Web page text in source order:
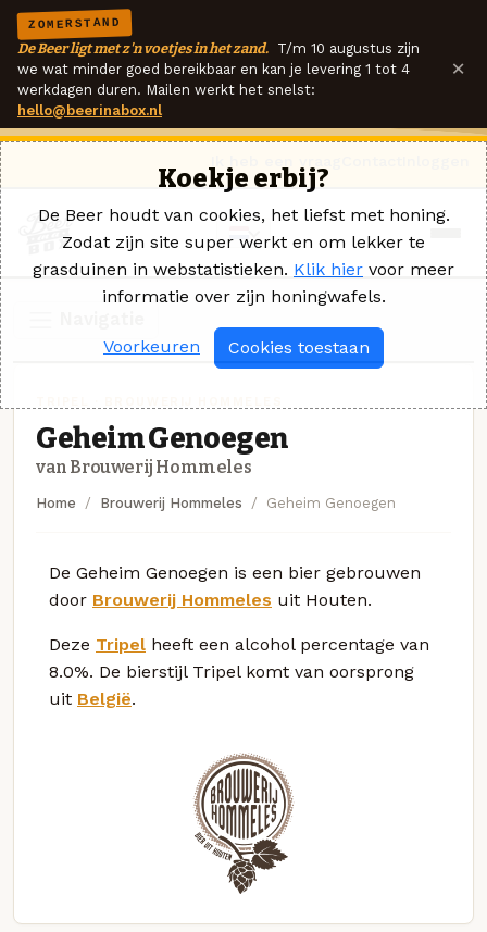
ZOMERSTAND
De Beer ligt met z'n voetjes in het zand. T/m 10 augustus zijn
we wat minder goed bereikbaar en kan je levering 1 tot 4
werkdagen duren. Mailen werkt het snelst:
hello@beerinabox.nl
×
Geheim Genoegen
van Brouwerij Hommeles
Home Brouwerij Hommeles Geheim Genoegen
De Geheim Genoegen is een bier gebrouwen
door Brouwerij Hommeles uit Houten.
Deze Tripel heeft een alcohol percentage van
8.0%. De bierstijl Tripel komt van oorsprong
uit België.
Koekje erbij?
De Beer houdt van cookies, het liefst met honing.
Zodat zijn site super werkt en om lekker te
grasduinen in webstatistieken. Klik hier voor meer
informatie over zijn honingwafels.
Voorkeuren Cookies toestaan